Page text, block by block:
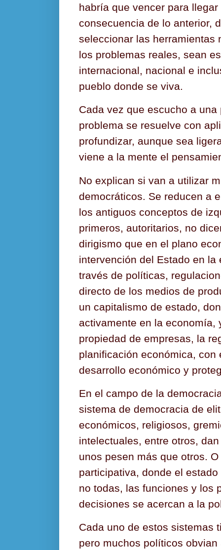
habría que vencer para
consecuencia de lo anterior,
seleccionar las herramientas
los problemas reales, sean
internacional, nacional e
pueblo donde se viva.
Cada vez que escucho a
problema se resuelve con
profundizar, aunque sea
viene a la mente el
No explican si van a utilizar
democráticos. Se reducen a
los antiguos conceptos de
primeros, autoritarios, no
dirigismo que en el plano
intervención del Estado en la
través de políticas,
directo de los medios de
un capitalismo de estado,
activamente en la economía,
propiedad de empresas, la
planificación económica, con
desarrollo económico y
En el campo de la
sistema de democracia de
económicos, religiosos,
intelectuales, entre otros,
unos pesen más que otros.
participativa, donde el
no todas, las funciones y los
decisiones se acercan a la
Cada uno de estos sistemas
pero muchos políticos